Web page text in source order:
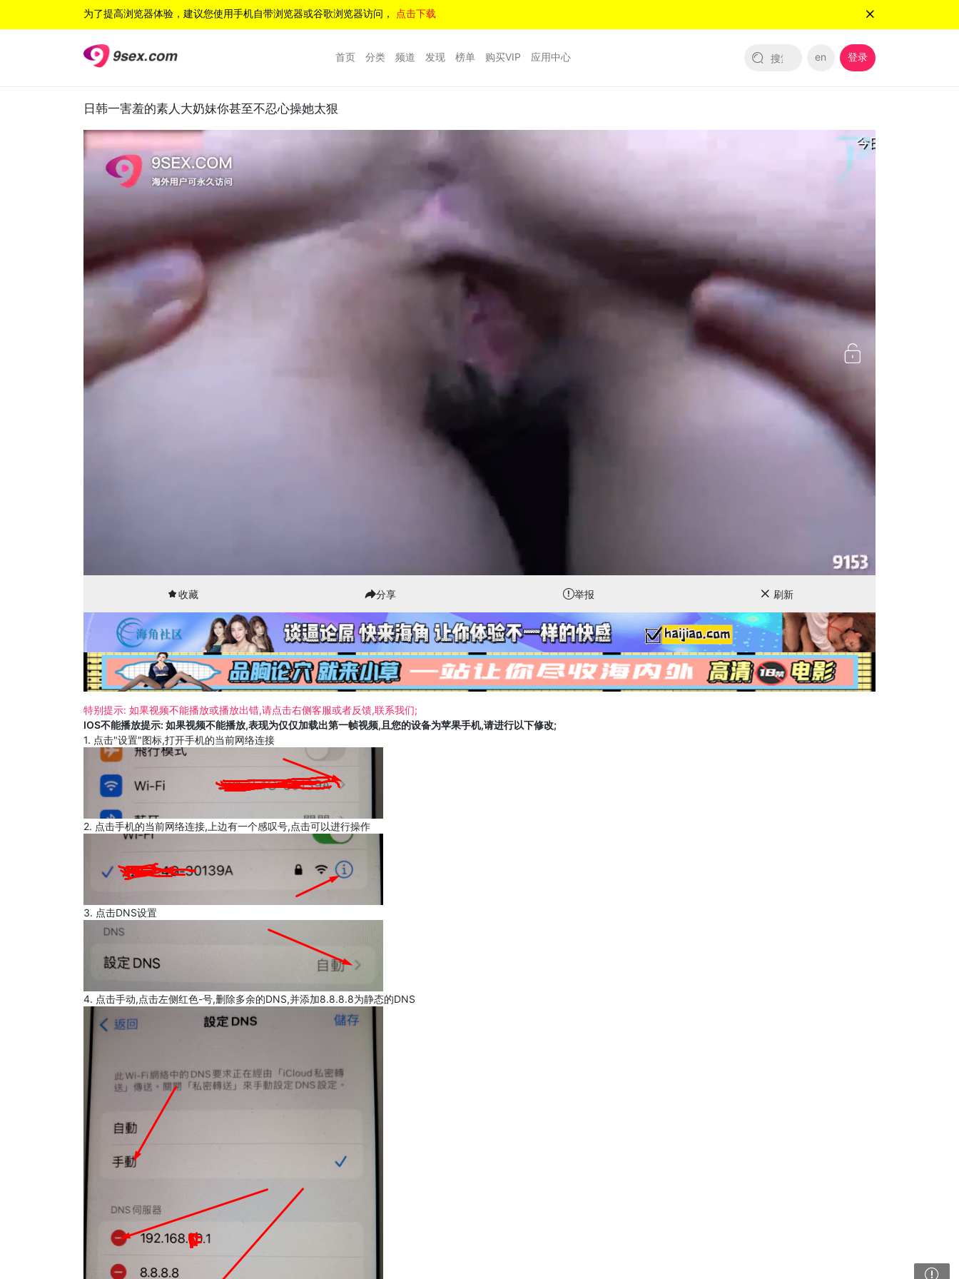
为了提高浏览器体验，建议您使用手机自带浏览器或谷歌浏览器访问， 点击下载
首页 分类 频道 发现 榜单 购买VIP 应用中心 en 登录
日韩一害羞的素人大奶妹你甚至不忍心操她太狠
收藏 分享 举报 刷新
特别提示: 如果视频不能播放或播放出错,请点击右侧客服或者反馈,联系我们;
IOS不能播放提示: 如果视频不能播放,表现为仅仅加载出第一帧视频,且您的设备为苹果手机,请进行以下修改;
1. 点击"设置"图标,打开手机的当前网络连接
2. 点击手机的当前网络连接,上边有一个感叹号,点击可以进行操作
3. 点击DNS设置
4. 点击手动,点击左侧红色-号,删除多余的DNS,并添加8.8.8.8为静态的DNS